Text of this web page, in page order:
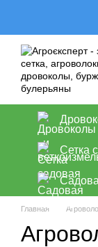
Сетка
Главная